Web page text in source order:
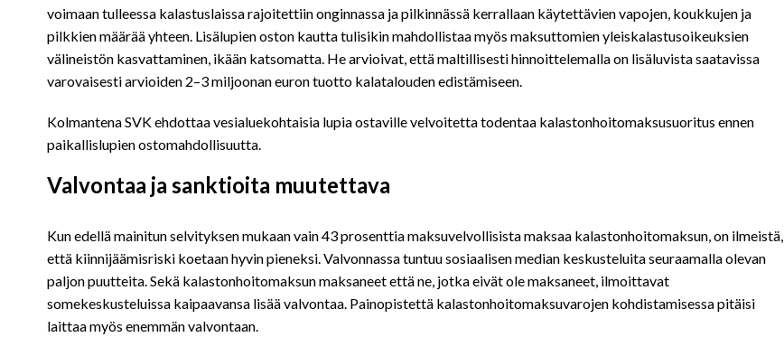
voimaan tulleessa kalastuslaissa rajoitettiin onginnassa ja pilkinnässä kerrallaan käytettävien vapojen, koukkujen ja
pilkkien määrää yhteen. Lisälupien oston kautta tulisikin mahdollistaa myös maksuttomien yleiskalastusoikeuksien
välineistön kasvattaminen, ikään katsomatta. He arvioivat, että maltillisesti hinnoittelemalla on lisäluvista saatavissa
varovaisesti arvioiden 2–3 miljoonan euron tuotto kalatalouden edistämiseen.
Kolmantena SVK ehdottaa vesialuekohtaisia lupia ostaville velvoitetta todentaa kalastonhoitomaksusuoritus ennen
paikallislupien ostomahdollisuutta.
Valvontaa ja sanktioita muutettava
Kun edellä mainitun selvityksen mukaan vain 43 prosenttia maksuvelvollisista maksaa kalastonhoitomaksun, on ilmeistä,
että kiinnijäämisriski koetaan hyvin pieneksi. Valvonnassa tuntuu sosiaalisen median keskusteluita seuraamalla olevan
paljon puutteita. Sekä kalastonhoitomaksun maksaneet että ne, jotka eivät ole maksaneet, ilmoittavat
somekeskusteluissa kaipaavansa lisää valvontaa. Painopistettä kalastonhoitomaksuvarojen kohdistamisessa pitäisi
laittaa myös enemmän valvontaan.